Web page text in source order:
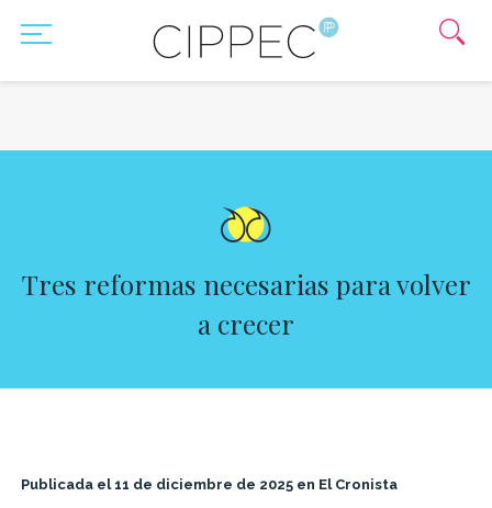
Tres reformas necesarias para volver
a crecer
Publicada el 11 de diciembre de 2025 en El Cronista